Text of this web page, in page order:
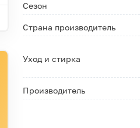
Сезон
Страна производитель
Уход и стирка
Производитель